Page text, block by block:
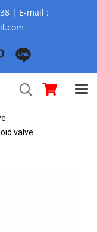
| E-mail :
valve